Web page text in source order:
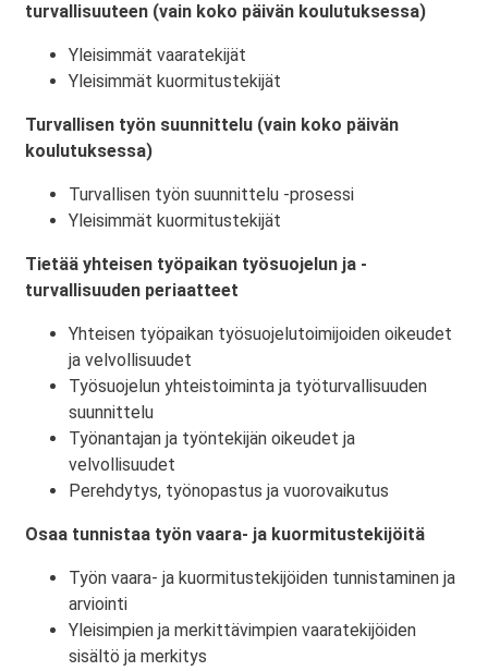
turvallisuuteen (vain koko päivän koulutuksessa)
Yleisimmät vaaratekijät
Yleisimmät kuormitustekijät
Turvallisen työn suunnittelu (vain koko päivän
koulutuksessa)
Turvallisen työn suunnittelu -prosessi
Yleisimmät kuormitustekijät
Tietää yhteisen työpaikan työsuojelun ja -
turvallisuuden periaatteet
Yhteisen työpaikan työsuojelutoimijoiden oikeudet
ja velvollisuudet
Työsuojelun yhteistoiminta ja työturvallisuuden
suunnittelu
Työnantajan ja työntekijän oikeudet ja
velvollisuudet
Perehdytys, työnopastus ja vuorovaikutus
Osaa tunnistaa työn vaara- ja kuormitustekijöitä
Työn vaara- ja kuormitustekijöiden tunnistaminen ja
arviointi
Yleisimpien ja merkittävimpien vaaratekijöiden
sisältö ja merkitys